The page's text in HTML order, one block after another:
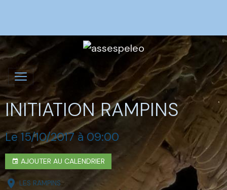
INITIATION RAMPINS
Le 15/10/2017 à 09:00
AJOUTER AU CALENDRIER
LES RAMPINS